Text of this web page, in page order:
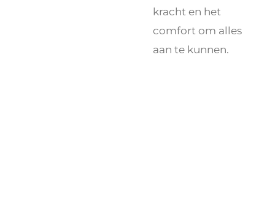
kracht en het
comfort om alles
aan te kunnen.